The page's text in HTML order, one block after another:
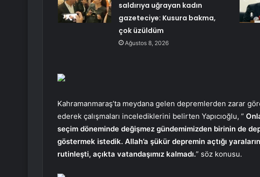
saldırıya uğrayan kadın
gazeteciye: Kusura bakma,
çok üzüldüm
Ağustos 8, 2026
Kahramanmaraş’ta meydana gelen depremlerden zarar
ederek çalışmaları incelediklerini belirten Yapıcıoğlu, ”
seçim döneminde değişmez gündemimizden birinin de
göstermek istedik. Allah’a şükür depremin açtığı
rutinleşti, açıkta vatandaşımız kalmadı.” söz konusu.